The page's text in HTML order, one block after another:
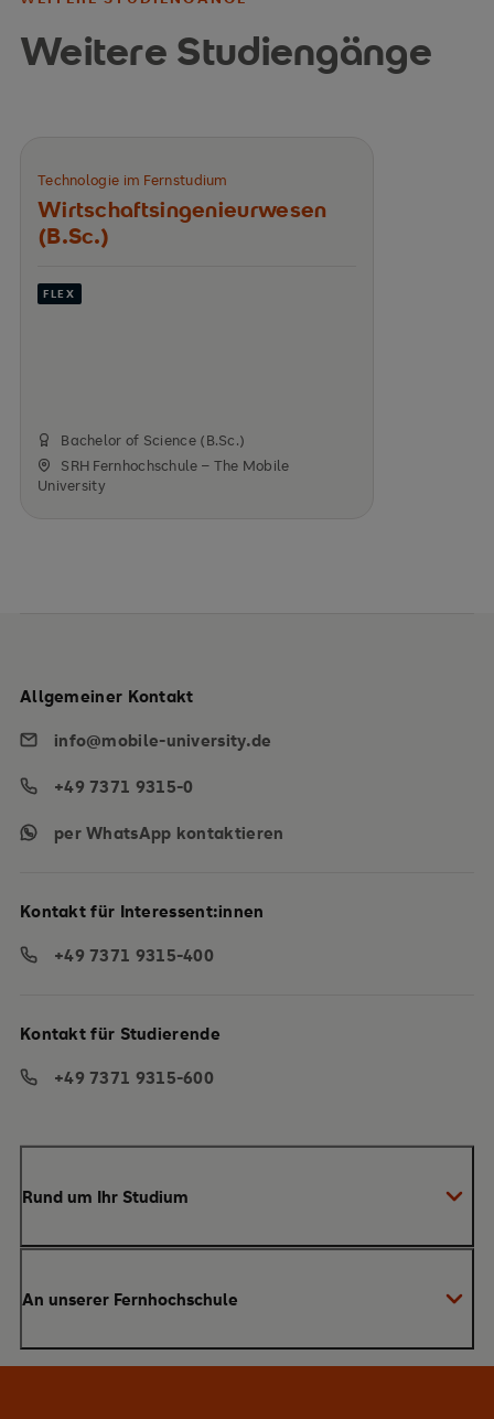
Weitere Studiengänge
Technologie im Fernstudium
Wirtschafts­ingenieurwesen
(B.Sc.)
FLEX
Bachelor of Science (B.Sc.)
SRH Fernhochschule – The Mobile
University
Rund um Ihr Studium
Anrechnung von Vorleistungen
Studienberatung
An unserer Fernhochschule
Warum SRH?
Allgemeiner Kontakt
info@mobile-university.de
+49 7371 9315-0
per WhatsApp kontaktieren
Kontakt für Interessent:innen
+49 7371 9315-400
Kontakt für Studierende
+49 7371 9315-600